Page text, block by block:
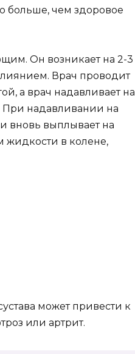
больше, чем здоровое
Он возникает на 2-3
Врач проводит
а врач надавливает на
При надавливании на
вновь выплывает на
жидкости в колене,
может привести к
или артрит.